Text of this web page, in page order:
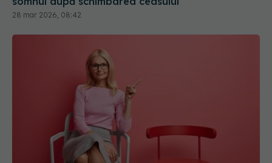
28 mar 2026, 08:42